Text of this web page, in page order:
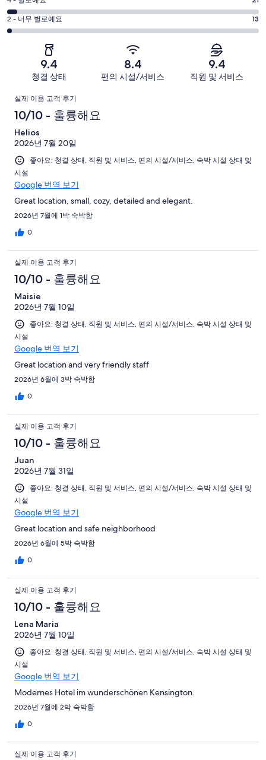
륭
해
요.
후
기
370
좋
아
후
중
124
개
6
-
괜
개
이
후
기
중
42
개
점
4
570
개
이
용
후
중
평
점
별
로
요.
570
개
이
용
후
기
개
2 - 너무 별로예요 13
9.4
청결 상태
8.4
편의 시설/서비스
9.4
직원 및 서비스
이
용
후
기
실제 이용 고객 후기
10/10 - 훌륭해요
Helios
2026년 7월 20일
좋아요: 청결 상태, 직원 및 서비스, 편의 시설/서비스, 숙박 시설 상태 및
시설
Google 번역 보기
Great location, small, cozy, detailed and elegant.
2026년 7월에 1박 숙박함
0
실제 이용 고객 후기
10/10 - 훌륭해요
Maisie
2026년 7월 10일
좋아요: 청결 상태, 직원 및 서비스, 편의 시설/서비스, 숙박 시설 상태 및
시설
Google 번역 보기
Great location and very friendly staff
2026년 6월에 3박 숙박함
0
실제 이용 고객 후기
10/10 - 훌륭해요
Juan
2026년 7월 31일
좋아요: 청결 상태, 직원 및 서비스, 편의 시설/서비스, 숙박 시설 상태 및
시설
Google 번역 보기
Great location and safe neighborhood
2026년 6월에 5박 숙박함
0
실제 이용 고객 후기
10/10 - 훌륭해요
Lena Maria
2026년 7월 10일
좋아요: 청결 상태, 직원 및 서비스, 편의 시설/서비스, 숙박 시설 상태 및
시설
Google 번역 보기
Modernes Hotel im wunderschönen Kensington.
2026년 7월에 2박 숙박함
0
실제 이용 고객 후기